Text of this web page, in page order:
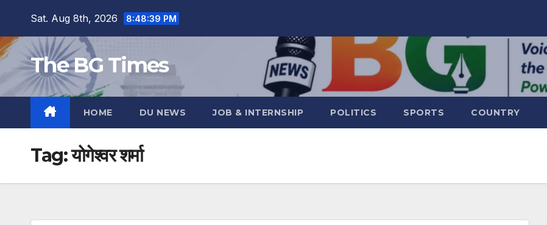
content
Sat. Aug 8th, 2026 8:48:39 PM
The BG Times
HOME DU NEWS JOB & INTERNSHIP POLITICS SPORTS COUNTRY
Tag:योगेश्वर शर्मा